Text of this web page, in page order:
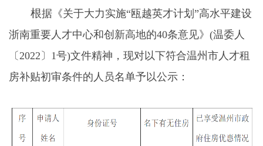
根据《关于大力实施“瓯越英才计划”高水平建设
浙南重要人才中心和创新高地的40条意见》(温委人
〔2022〕1号)文件精神，现对以下符合温州市人才租
房补贴初审条件的人员名单予以公示：